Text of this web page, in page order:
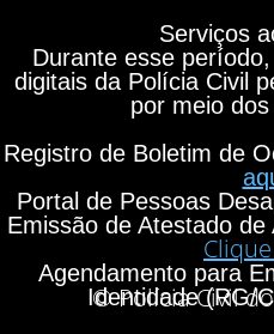
Serviços
Durante esse
digitais da Polícia Civil
por meio
Registro de Boletim de
Portal de Pessoas
Emissão de Atestado
Agendamento para
Identidade (RG/
© Polícia Civil